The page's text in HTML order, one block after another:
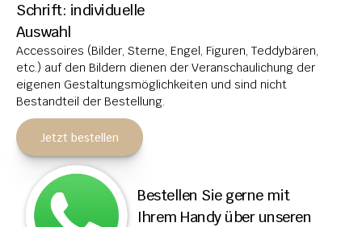
URNENANLAGEN
LEUCHTGRABMALE
ACCESSOIRES
KONTAKT
ADRESSEN NIEDERLASSUNGEN
ÖFFNUNGSZEITEN
IMPRESSUM
Schrift: individuelle
Auswahl
Accessoires (Bilder, Sterne, Engel, Figuren, Teddybären,
etc.) auf den Bildern dienen der Veranschaulichung der
eigenen Gestaltungsmöglichkeiten und sind nicht
Bestandteil der Bestellung.
Jetzt bestellen
Bestellen Sie gerne mit
Ihrem Handy über unseren